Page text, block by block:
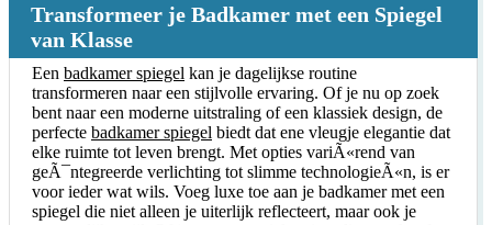
Transformeer je Badkamer met een Spiegel
van Klasse
Een badkamer spiegel kan je dagelijkse routine
transformeren naar een stijlvolle ervaring. Of je nu op zoek
bent naar een moderne uitstraling of een klassiek design, de
perfecte badkamer spiegel biedt dat ene vleugje elegantie dat
elke ruimte tot leven brengt. Met opties variÃ«rend van
geÃ¯ntegreerde verlichting tot slimme technologieÃ«n, is er
voor ieder wat wils. Voeg luxe toe aan je badkamer met een
spiegel die niet alleen je uiterlijk reflecteert, maar ook je